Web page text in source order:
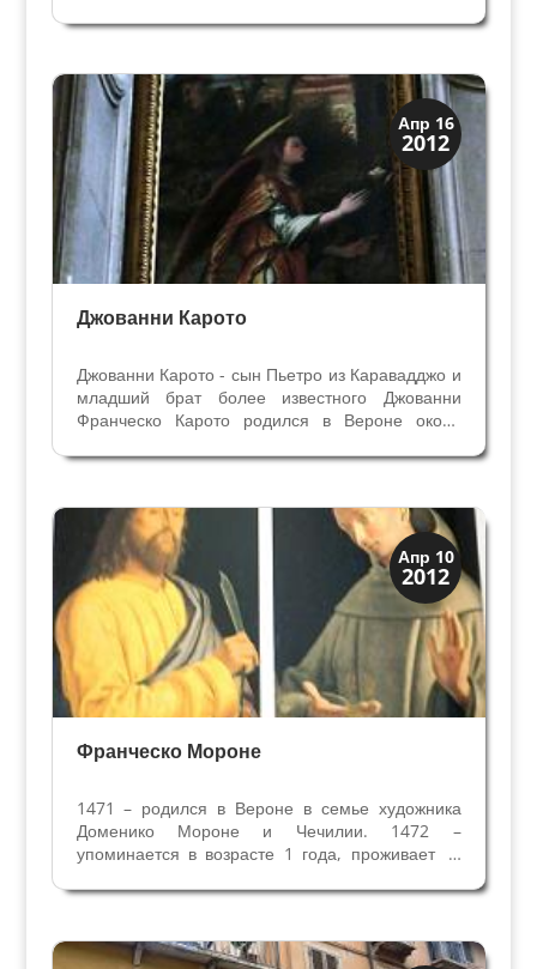
возведено Комуной Вероны в XII веке рядом с
административных и торговых целей....
Апр 16
2012
Художники
Джованни Карото
Джованни Карото - сын Пьетро из Каравадджо и
младший брат более известного Джованни
Франческо Карото родился в Вероне около
рождения определена по завещанию от 15
возраст –...
Апр 10
2012
Искусство
Художники
Франческо Мороне
1471 – родился в Вероне в семье художника
Доменико Мороне и Чечилии. 1472 –
упоминается в возрасте 1 года, проживает в
- Франческо 18 лет, проживает с родителями и
двумя сыновьями...